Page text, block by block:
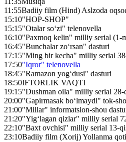
11:55Badiiy film (Hind) Aslzoda
15:10"HOP-SHOP"
15:15"Otalar so‘zi" telenovella
16:10"Paxmoq kelin" milliy serial (1-
16:45"Bunchalar zo‘rsan" dasturi
17:15"Ming bir kecha" milliy serial
17:50"Iqror" telenovella
18:45"Ramazon yog‘dusi" dasturi
18:50IFTORLIK VAQTI
19:15"Dushman oila" milliy serial 28-
20:00"Gapirmasak bo‘lmaydi" tok-
21:00"Millar" informatsion-shou
21:20"Yig‘lagan qizlar" milliy serial
22:10"Baxt ovchisi" milliy serial 13-
23:10Badiiy film (Xorij) Yollanma